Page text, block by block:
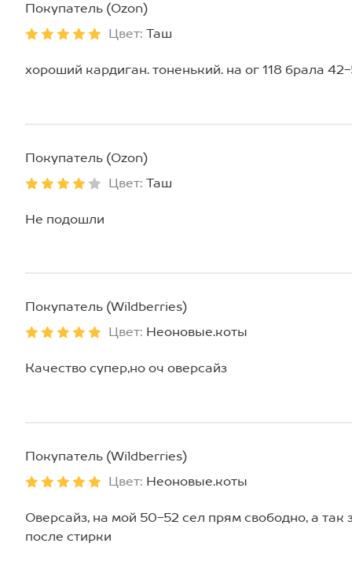
Покупатель (Ozon)
Цвет: Таш
хороший кардиган. тоненький. на ог 118 брала
Покупатель (Ozon)
Цвет: Таш
Не подошли
Покупатель (Wildberries)
Цвет: Неоновые.коты
Качество супер,но оч оверсайз
Покупатель (Wildberries)
Цвет: Неоновые.коты
Оверсайз, на мой 50-52 сел прям свободно, а так
после стирки